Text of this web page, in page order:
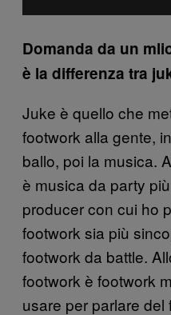
Domanda da un
è la differenza tra
Juke è quello che
footwork alla gente,
ballo, poi la musica.
è musica da party
producer con cui ho
footwork sia più
footwork da battle.
footwork è footwork
usare per parlare